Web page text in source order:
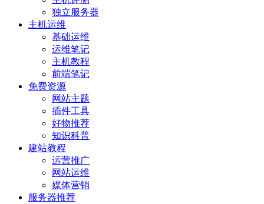
独立服务器
主机运维
基础运维
运维笔记
主机教程
前端笔记
免费资源
网站主题
插件工具
好物推荐
知识科普
建站教程
运营推广
网站运维
媒体营销
服务器推荐